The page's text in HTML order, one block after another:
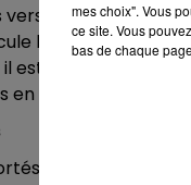
21h15 ce
légerau lieu-dit
est indemne.
urgence absolue.
l'un au CHU de
mes choix". Vous
ce site. Vous
bas de chaque